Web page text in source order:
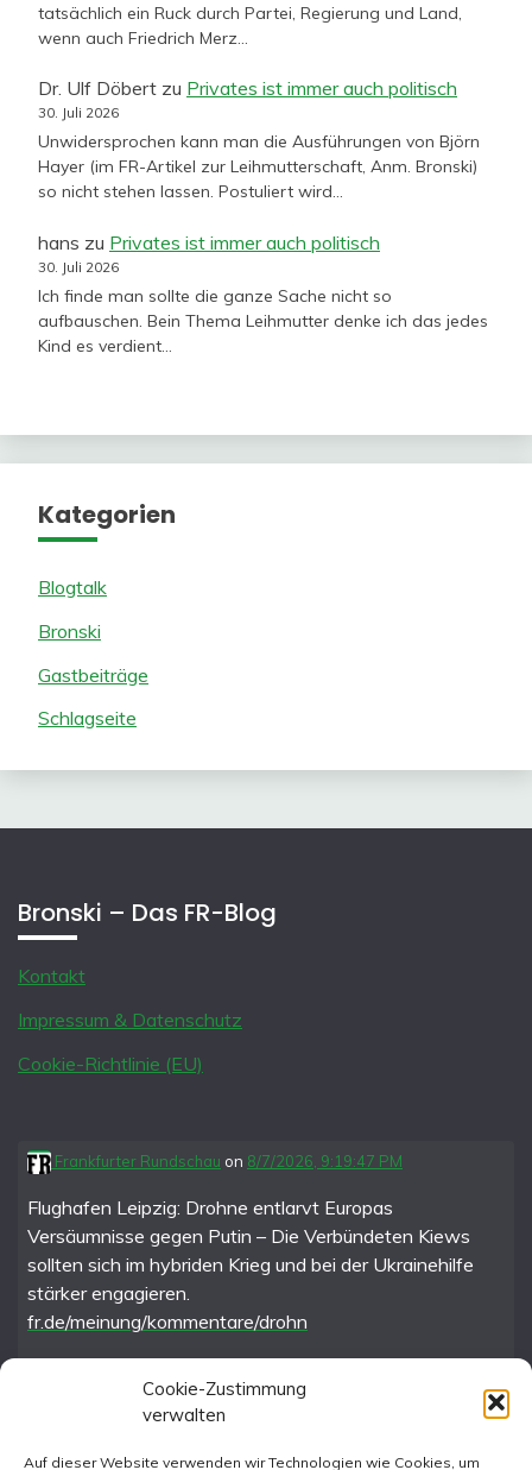
Cookie-Zustimmung
verwalten
Auf dieser Website verwenden wir Technologien wie Cookies, um
tatsächlich ein Ruck durch Partei, Regierung und Land,
wenn auch Friedrich Merz…
Dr. Ulf Döbert zu Privates ist immer auch politisch
30. Juli 2026
Unwidersprochen kann man die Ausführungen von Björn
Hayer (im FR-Artikel zur Leihmutterschaft, Anm. Bronski)
so nicht stehen lassen. Postuliert wird…
hans zu Privates ist immer auch politisch
30. Juli 2026
Ich finde man sollte die ganze Sache nicht so
aufbauschen. Bein Thema Leihmutter denke ich das jedes
Kind es verdient…
Kategorien
Blogtalk
Bronski
Gastbeiträge
Schlagseite
Bronski – Das FR-Blog
Kontakt
Impressum & Datenschutz
Cookie-Richtlinie (EU)
Frankfurter Rundschau on 8/7/2026, 9:19:47 PM
Flughafen Leipzig: Drohne entlarvt Europas
Versäumnisse gegen Putin – Die Verbündeten Kiews
sollten sich im hybriden Krieg und bei der Ukrainehilfe
stärker engagieren.
fr.de/meinung/kommentare/drohn